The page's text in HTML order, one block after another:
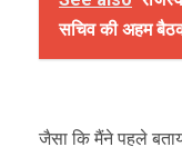
सचिव की अहम
जैसा कि मैंने पहले